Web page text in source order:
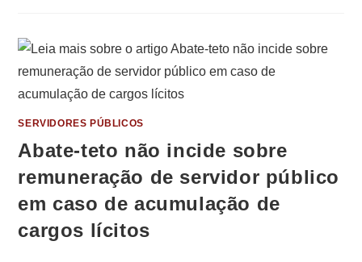
SERVIDORES PÚBLICOS
Abate-teto não incide sobre
remuneração de servidor público
em caso de acumulação de
cargos lícitos